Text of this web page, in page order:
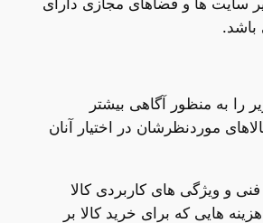
باشد.
را به منظور آگاهی بیشتر
موردنظرشان در اختیار آنان
و ویژگی های کاربردی کالا
هایی که برای خرید کالا بر